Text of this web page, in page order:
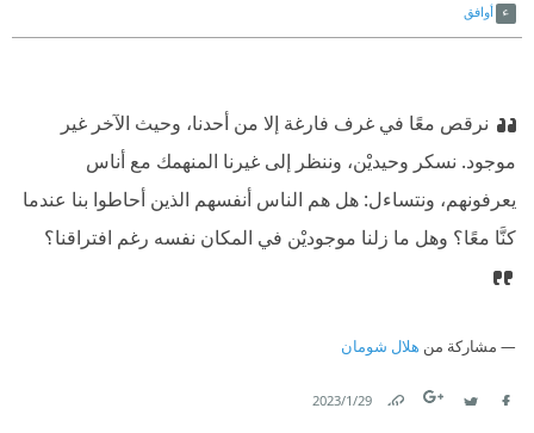
أوافق
نرقص معًا في غرف فارغة إلا من أحدنا، وحيث الآخر غير
موجود. نسكر وحيديْن، وننظر إلى غيرنا المنهمك مع أناس
يعرفونهم، ونتساءل: هل هم الناس أنفسهم الذين أحاطوا بنا عندما
كنَّا معًا؟ وهل ما زلنا موجوديْن في المكان نفسه رغم افتراقنا؟
مشاركة من هلال شومان
29‏/1‏/2023